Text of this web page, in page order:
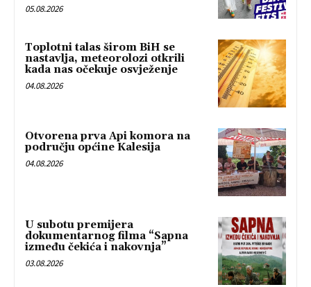
05.08.2026
Toplotni talas širom BiH se
nastavlja, meteorolozi otkrili
kada nas očekuje osvježenje
04.08.2026
Otvorena prva Api komora na
području općine Kalesija
04.08.2026
U subotu premijera
dokumentarnog filma “Sapna
između čekića i nakovnja”
03.08.2026